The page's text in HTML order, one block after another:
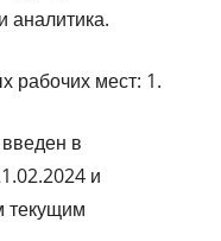
аналитика.
рабочих мест: 1.
в
и
текущим